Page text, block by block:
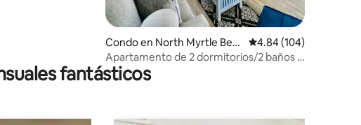
Condo en North Myrtle Bea
ch
Calificación promedio:
4.84 (104)
Apartamento de 2 dormitorios/2 baños -
The Seahorse - Barefoot Landing, NMB
fantásticos